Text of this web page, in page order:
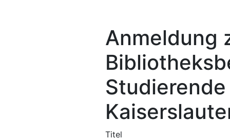
Anmeldung
Titel